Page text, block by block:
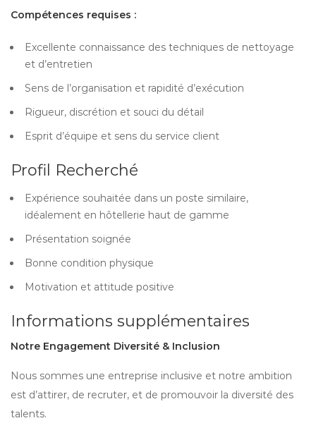
Compétences requises :
Excellente connaissance des techniques de nettoyage
et d’entretien
Sens de l’organisation et rapidité d’exécution
Rigueur, discrétion et souci du détail
Esprit d’équipe et sens du service client
Profil Recherché
Expérience souhaitée dans un poste similaire,
idéalement en hôtellerie haut de gamme
Présentation soignée
Bonne condition physique
Motivation et attitude positive
Informations supplémentaires
Notre Engagement Diversité & Inclusion
Nous sommes une entreprise inclusive et notre ambition
est d’attirer, de recruter, et de promouvoir la diversité des
talents.